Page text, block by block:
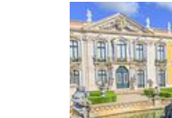
archäologisches
alten Lissabon seit
Westgoten zeigt.